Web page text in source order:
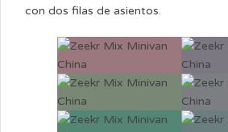
con dos filas de asientos.